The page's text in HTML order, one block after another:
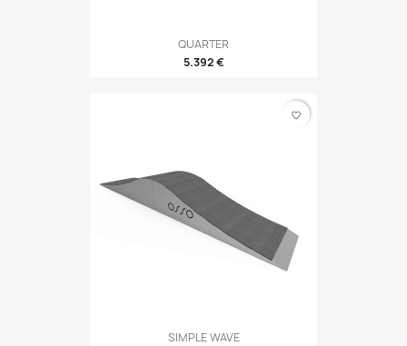
QUARTER
5.392 €
SIMPLE WAVE
favorite_border